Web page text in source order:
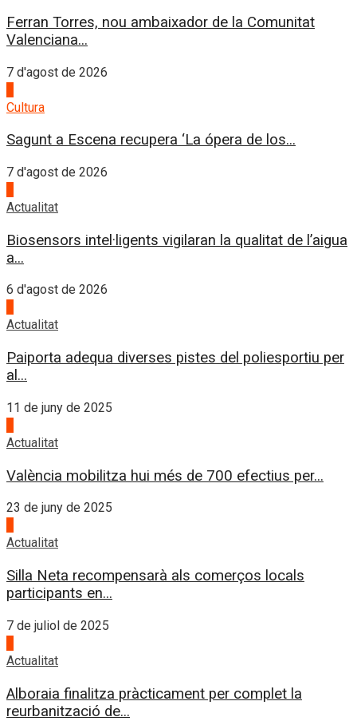
Ferran Torres, nou ambaixador de la Comunitat
Valenciana...
7 d'agost de 2026
Cultura
Sagunt a Escena recupera ‘La ópera de los...
7 d'agost de 2026
Actualitat
Biosensors intel·ligents vigilaran la qualitat de l’aigua
a...
6 d'agost de 2026
Actualitat
Paiporta adequa diverses pistes del poliesportiu per
al...
11 de juny de 2025
Actualitat
València mobilitza hui més de 700 efectius per...
23 de juny de 2025
Actualitat
Silla Neta recompensarà als comerços locals
participants en...
7 de juliol de 2025
Actualitat
Alboraia finalitza pràcticament per complet la
reurbanització de...